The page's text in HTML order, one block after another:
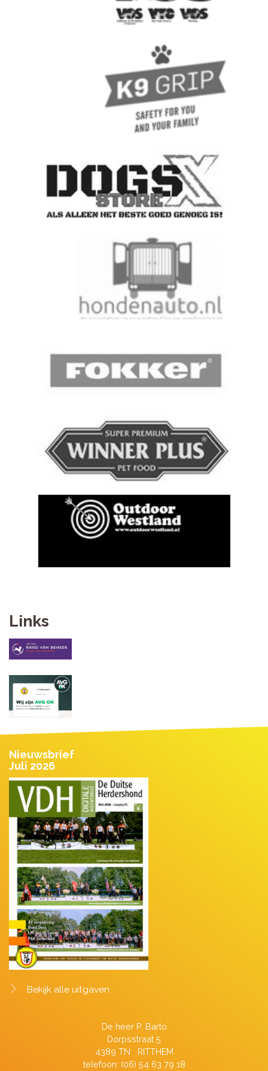
Links
Nieuwsbrief
Juli 2026
Bekijk alle uitgaven
De heer P. Barto
Dorpsstraat 5
4389 TN RITTHEM
telefoon: (06) 54 63 79 18